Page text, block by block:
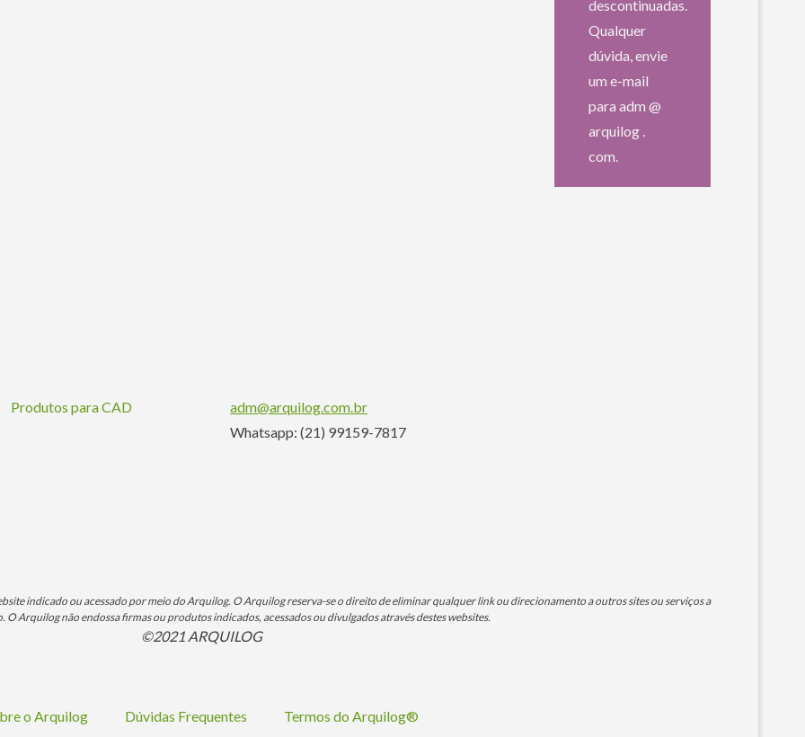
descontinuadas.
Qualquer
dúvida, envie
um e-mail
para adm @
arquilog .
com.
Produtos para CAD
adm@arquilog.com.br
Whatsapp: (21) 99159-7817
indicado ou acessado por meio do Arquilog. O Arquilog reserva-se o direito de eliminar qualquer link ou direcionamento a outros sites ou serviços a
O Arquilog não endossa firmas ou produtos indicados, acessados ou divulgados através destes websites.
©2021 ARQUILOG
o Arquilog Dúvidas Frequentes Termos do Arquilog®